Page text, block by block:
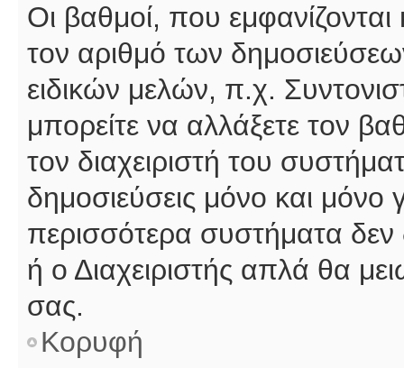
Οι βαθμοί, που
τον αριθμό των
ειδικών μελών, π.χ.
μπορείτε να αλλάξετε τον
τον διαχειριστή του
δημοσιεύσεις μόνο και
περισσότερα συστήματα δεν
ή ο Διαχειριστής απλά θα
σας.
Κορυφή